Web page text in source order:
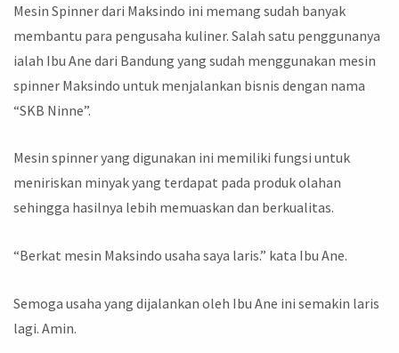
Mesin Spinner dari Maksindo ini memang sudah banyak
membantu para pengusaha kuliner. Salah satu penggunanya
ialah Ibu Ane dari Bandung yang sudah menggunakan mesin
spinner Maksindo untuk menjalankan bisnis dengan nama
“SKB Ninne”.
Mesin spinner yang digunakan ini memiliki fungsi untuk
meniriskan minyak yang terdapat pada produk olahan
sehingga hasilnya lebih memuaskan dan berkualitas.
“Berkat mesin Maksindo usaha saya laris.” kata Ibu Ane.
Semoga usaha yang dijalankan oleh Ibu Ane ini semakin laris
lagi. Amin.